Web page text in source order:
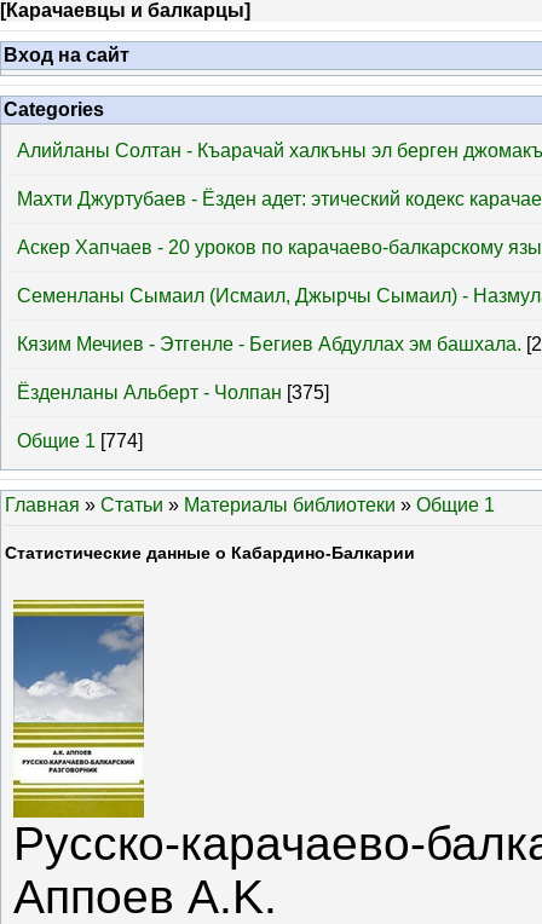
[Карачаевцы и балкарцы]
Вход на сайт
Categories
Алийланы Солтан - Къарачай халкъны эл берген
Махти Джуртубаев - Ёзден адет: этический кодекс
Аскер Хапчаев - 20 уроков по карачаево-балкарскому
Семенланы Сымаил (Исмаил, Джырчы Сымаил) -
Кязим Мечиев - Этгенле - Бегиев Абдуллах эм башхала.
Ёзденланы Альберт - Чолпан [375]
Общие 1 [774]
Главная » Статьи » Материалы библиотеки » Общие 1
Статистические данные о Кабардино-Балкарии
Русско-карачаево-
Аппоев A.K.